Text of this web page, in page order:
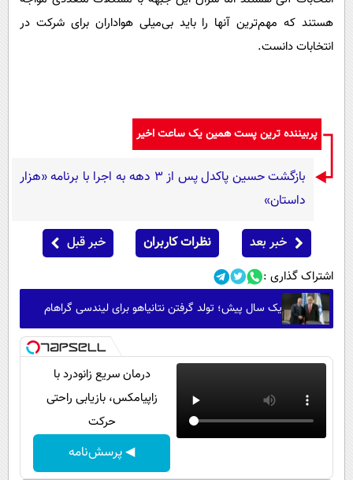
هستند که مهم‌ترین آنها را باید بی‌میلی هواداران برای شرکت در
انتخابات دانست.
پربیننده ترین پست همین یک ساعت اخیر
بازگشت حسین پاکدل پس از ۳ دهه به اجرا با برنامه «هزار
داستان»
خبر بعد نظرات کاربران خبر قبل
اشتراک گذاری :
یک سال پیش؛ تولد گرفتن نتانیاهو برای لیندسی گراهام
درمان سریع زانودرد با
زاپیامکس، بازیابی راحتی
حرکت
◀ پرسش‌نامه